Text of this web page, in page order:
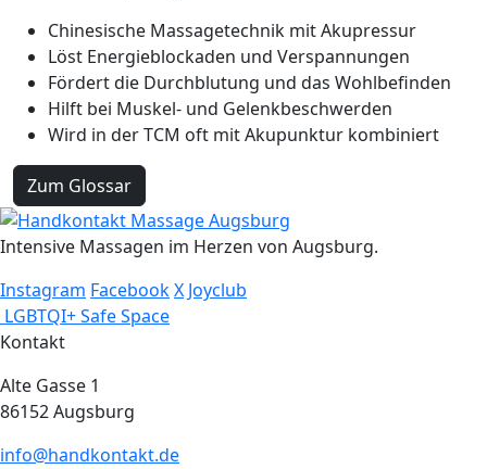
Chinesische Massagetechnik mit Akupressur
Löst Energieblockaden und Verspannungen
Fördert die Durchblutung und das Wohlbefinden
Hilft bei Muskel- und Gelenkbeschwerden
Wird in der TCM oft mit Akupunktur kombiniert
Zum Glossar
Intensive Massagen im Herzen von Augsburg.
Instagram FacebookX Joyclub
LGBTQI+ Safe Space
Kontakt
Alte Gasse 1
86152 Augsburg
info@handkontakt.de